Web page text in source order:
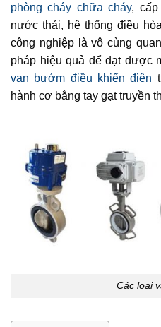
phòng cháy chữa cháy,
nước thải, hệ thống điều
công nghiệp là vô cùng
pháp hiệu quả để đạt được
van bướm điều khiển điện
hành cơ bằng tay gạt truyền
Các loại